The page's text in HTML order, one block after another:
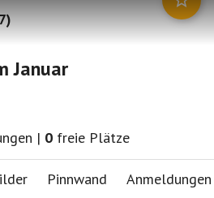
)
Januar
| 0 freie Plätze
Pinnwand Anmeldungen